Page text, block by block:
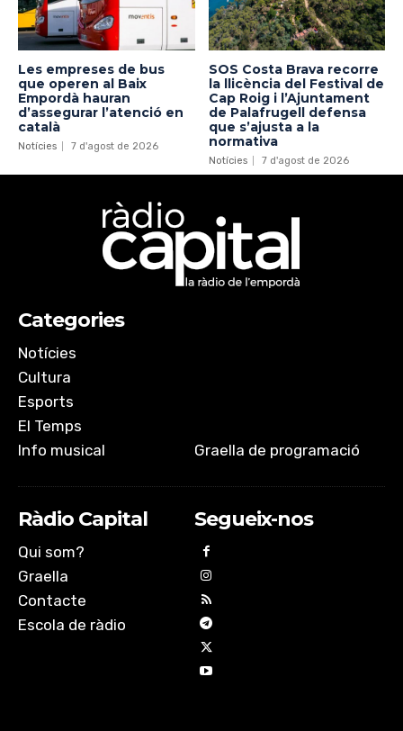
Les empreses de bus
que operen al Baix
Empordà hauran
d’assegurar l’atenció en
català
Notícies 7 d'agost de 2026
SOS Costa Brava recorre
la llicència del Festival de
Cap Roig i l’Ajuntament
de Palafrugell defensa
que s’ajusta a la
normativa
Notícies 7 d'agost de 2026
Categories
Notícies
Cultura
Esports
El Temps
Info musical
Graella de programació
Ràdio Capital
Qui som?
Graella
Contacte
Escola de ràdio
Segueix-nos